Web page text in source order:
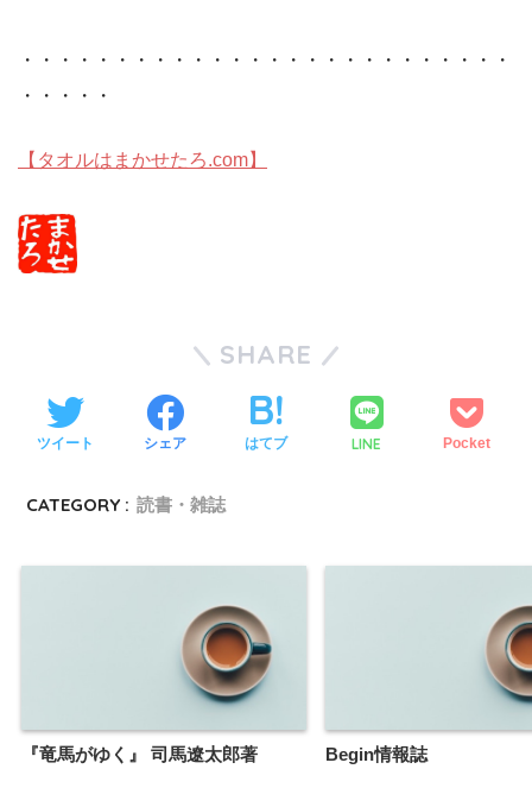
・・・・・・・・・・・・・・・・・・・・・・・・・・
・・・・・
【タオルはまかせたろ.com】
SHARE
ツイート シェア はてブ LINE Pocket
CATEGORY : 読書・雑誌
『竜馬がゆく』 司馬遼太郎著 Begin情報誌